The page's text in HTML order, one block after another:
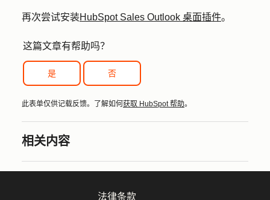
再次尝试安装HubSpot Sales Outlook 桌面插件。
这篇文章有帮助吗？
是 否
此表单仅供记载反馈。了解如何 获取 HubSpot 帮助。
相关内容
法律条款